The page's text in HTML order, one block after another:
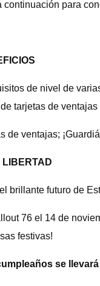
para
de nivel de
tarjetas de ventajas
de ventajas;
LIBERTAD
brillante futuro de
76 el 14 de
festivas!
se